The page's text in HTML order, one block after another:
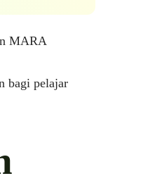
MARA
bagi pelajar